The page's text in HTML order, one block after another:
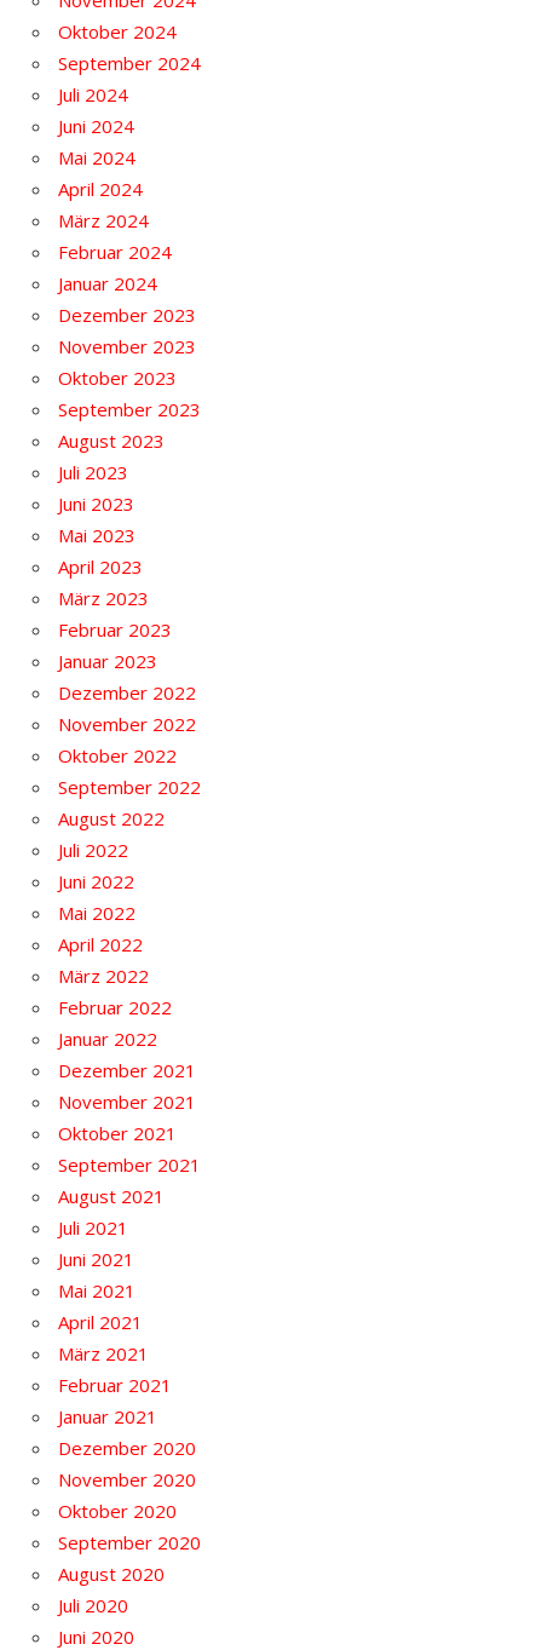
Oktober 2024
September 2024
Juli 2024
Juni 2024
Mai 2024
April 2024
März 2024
Februar 2024
Januar 2024
Dezember 2023
November 2023
Oktober 2023
September 2023
August 2023
Juli 2023
Juni 2023
Mai 2023
April 2023
März 2023
Februar 2023
Januar 2023
Dezember 2022
November 2022
Oktober 2022
September 2022
August 2022
Juli 2022
Juni 2022
Mai 2022
April 2022
März 2022
Februar 2022
Januar 2022
Dezember 2021
November 2021
Oktober 2021
September 2021
August 2021
Juli 2021
Juni 2021
Mai 2021
April 2021
März 2021
Februar 2021
Januar 2021
Dezember 2020
November 2020
Oktober 2020
September 2020
August 2020
Juli 2020
Juni 2020